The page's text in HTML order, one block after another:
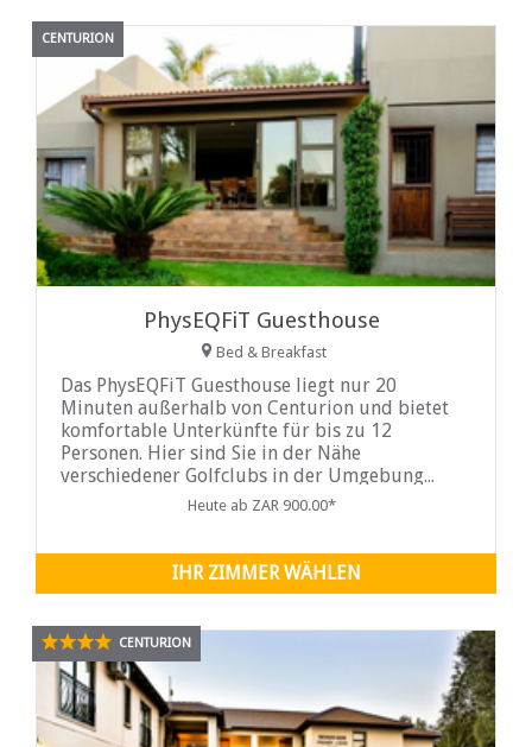
CENTURION
PhysEQFiT Guesthouse
Bed & Breakfast
Das PhysEQFiT Guesthouse liegt nur 20
Minuten außerhalb von Centurion und bietet
komfortable Unterkünfte für bis zu 12
Personen. Hier sind Sie in der Nähe
verschiedener Golfclubs in der Umgebung...
Heute ab ZAR 900.00*
IHR ZIMMER WÄHLEN
CENTURION